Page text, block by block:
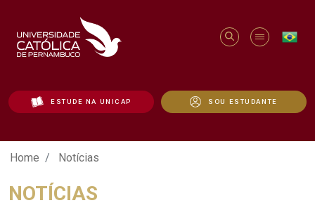
ESTUDE NA UNICAP SOU ESTUDANTE
Notícias - Unicap
Home Notícias
NOTÍCIAS